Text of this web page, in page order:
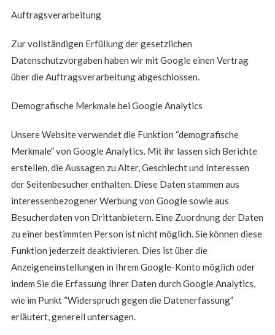
Auftragsverarbeitung
Zur vollständigen Erfüllung der gesetzlichen
Datenschutzvorgaben haben wir mit Google einen Vertrag
über die Auftragsverarbeitung abgeschlossen.
Demografische Merkmale bei Google Analytics
Unsere Website verwendet die Funktion “demografische
Merkmale” von Google Analytics. Mit ihr lassen sich Berichte
erstellen, die Aussagen zu Alter, Geschlecht und Interessen
der Seitenbesucher enthalten. Diese Daten stammen aus
interessenbezogener Werbung von Google sowie aus
Besucherdaten von Drittanbietern. Eine Zuordnung der Daten
zu einer bestimmten Person ist nicht möglich. Sie können diese
Funktion jederzeit deaktivieren. Dies ist über die
Anzeigeneinstellungen in Ihrem Google-Konto möglich oder
indem Sie die Erfassung Ihrer Daten durch Google Analytics,
wie im Punkt “Widerspruch gegen die Datenerfassung”
erläutert, generell untersagen.